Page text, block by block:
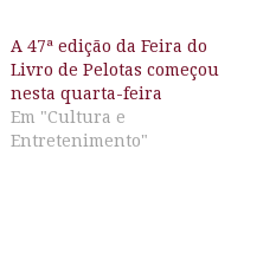
A 47ª edição da Feira do
Livro de Pelotas começou
nesta quarta-feira
Em "Cultura e
Entretenimento"